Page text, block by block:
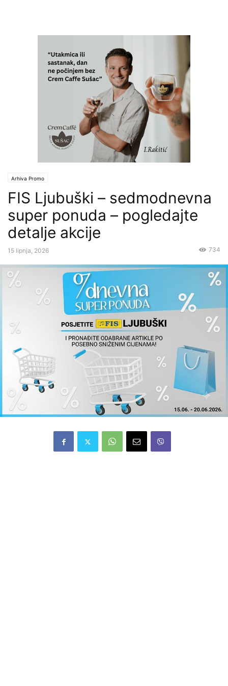
Arhiva Promo
FIS Ljubuški – sedmodnevna
super ponuda – pogledajte
detalje akcije
15 lipnja, 2026 734